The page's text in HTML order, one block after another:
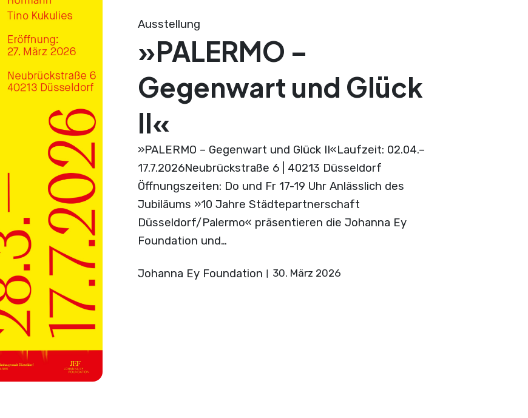
Ausstellung
»PALERMO –
Gegenwart und Glück
II«
»PALERMO – Gegenwart und Glück II«Laufzeit: 02.04.–
17.7.2026Neubrückstraße 6 | 40213 Düsseldorf
Öffnungszeiten: Do und Fr 17-19 Uhr Anlässlich des
Jubiläums »10 Jahre Städtepartnerschaft
Düsseldorf/Palermo« präsentieren die Johanna Ey
Foundation und…
Johanna Ey Foundation 30. März 2026